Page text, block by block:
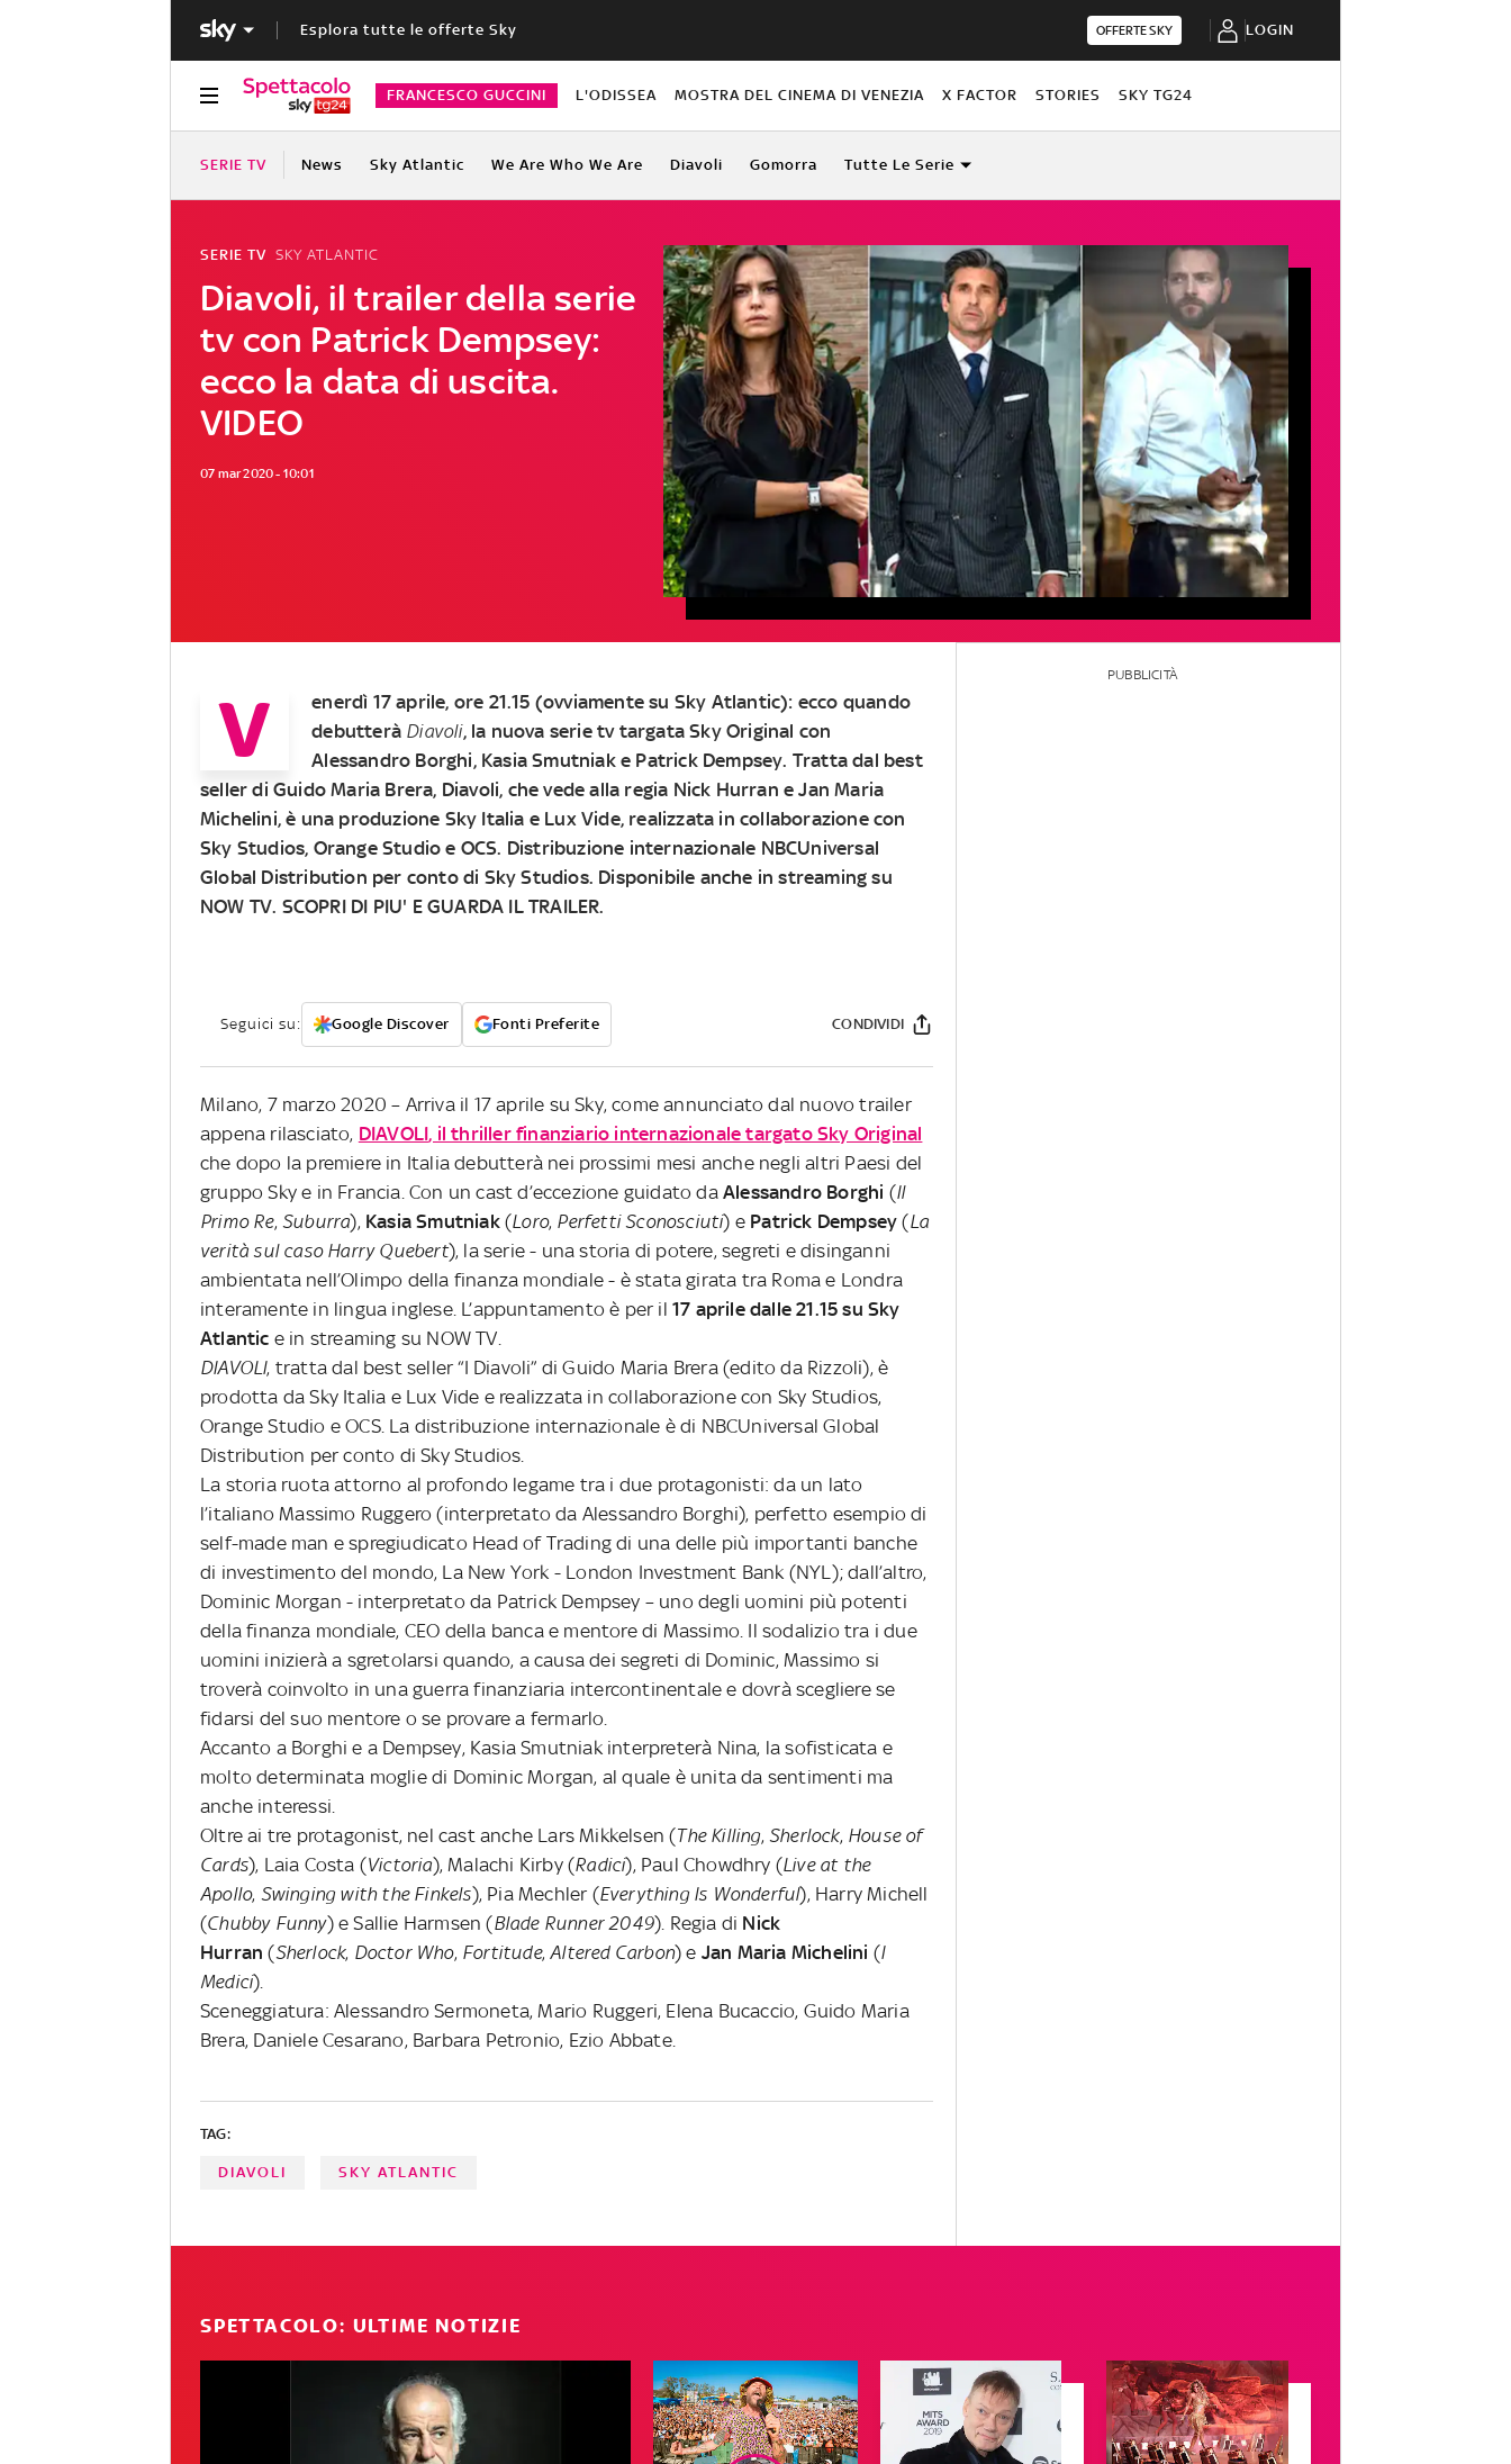
Esplora tutte le offerte Sky OFFERTE SKY LOGIN
FRANCESCO GUCCINI L'ODISSEA MOSTRA DEL CINEMA DI VENEZIA X FACTOR STORIES SKY TG24
SERIE TV News Sky Atlantic We Are Who We Are Diavoli Gomorra Tutte Le Serie
Diavoli, il trailer della serie
tv con Patrick Dempsey:
ecco la data di uscita.
VIDEO
SERIE TV SKY ATLANTIC
07 mar 2020 - 10:01
V
enerdì 17 aprile, ore 21.15 (ovviamente su Sky Atlantic): ecco quando
debutterà Diavoli, la nuova serie tv targata Sky Original con
Alessandro Borghi, Kasia Smutniak e Patrick Dempsey. Tratta dal best
seller di Guido Maria Brera, Diavoli, che vede alla regia Nick Hurran e Jan Maria
Michelini, è una produzione Sky Italia e Lux Vide, realizzata in collaborazione con
Sky Studios, Orange Studio e OCS. Distribuzione internazionale NBCUniversal
Global Distribution per conto di Sky Studios. Disponibile anche in streaming su
NOW TV. SCOPRI DI PIU' E GUARDA IL TRAILER.
Seguici su: Google Discover Fonti Preferite CONDIVIDI
Milano, 7 marzo 2020 – Arriva il 17 aprile su Sky, come annunciato dal nuovo trailer
appena rilasciato, DIAVOLI, il thriller finanziario internazionale targato Sky Original
che dopo la premiere in Italia debutterà nei prossimi mesi anche negli altri Paesi del
gruppo Sky e in Francia. Con un cast d’eccezione guidato daAlessandro Borghi (Il
Primo Re,Suburra), Kasia Smutniak(Loro, Perfetti Sconosciuti) e Patrick Dempsey (La
verità sul caso Harry Quebert), la serie - una storia di potere, segreti e disinganni
ambientata nell’Olimpo della finanza mondiale - è stata girata tra Roma e Londra
interamente in lingua inglese. L’appuntamento è per il17 aprile dalle 21.15 su Sky
Atlantic e in streaming su NOW TV.
DIAVOLI, tratta dal best seller “I Diavoli” di Guido Maria Brera (edito da Rizzoli), è
prodotta da Sky Italia e Lux Vide e realizzata in collaborazione con Sky Studios,
Orange Studio e OCS. La distribuzione internazionale è di NBCUniversal Global
Distribution per conto di Sky Studios.
La storia ruota attorno al profondo legame tra i due protagonisti: da un lato
l’italiano Massimo Ruggero (interpretato da Alessandro Borghi), perfetto esempio di
self-made man e spregiudicato Head of Trading di una delle più importanti banche
di investimento del mondo, La New York - London Investment Bank (NYL); dall’altro,
Dominic Morgan - interpretato da Patrick Dempsey – uno degli uomini più potenti
della finanza mondiale, CEO della banca e mentore di Massimo. Il sodalizio tra i due
uomini inizierà a sgretolarsi quando, a causa dei segreti di Dominic, Massimo si
troverà coinvolto in una guerra finanziaria intercontinentale e dovrà scegliere se
fidarsi del suo mentore o se provare a fermarlo.
Accanto a Borghi e a Dempsey, Kasia Smutniak interpreterà Nina, la sofisticata e
molto determinata moglie di Dominic Morgan, al quale è unita da sentimenti ma
anche interessi.
Oltre ai tre protagonist, nel cast anche Lars Mikkelsen (The Killing,Sherlock, House of
Cards), Laia Costa (Victoria), Malachi Kirby (Radici), Paul Chowdhry (Live at the
Apollo, Swinging with the Finkels), Pia Mechler (Everything Is Wonderful), Harry Michell
(Chubby Funny) e Sallie Harmsen (Blade Runner 2049). Regia di Nick
Hurran (Sherlock, Doctor Who, Fortitude,Altered Carbon) e Jan Maria Michelini (I
Medici).
Sceneggiatura: Alessandro Sermoneta, Mario Ruggeri, Elena Bucaccio, Guido Maria
Brera, Daniele Cesarano, Barbara Petronio, Ezio Abbate.
TAG:
DIAVOLI SKY ATLANTIC
PUBBLICITÀ
SPETTACOLO: ULTIME NOTIZIE